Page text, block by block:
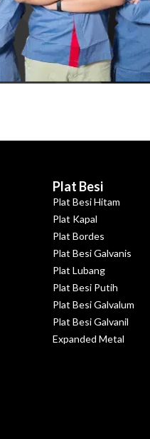
Plat Besi
Plat Besi Hitam
Plat Kapal
Plat Bordes
Plat Besi Galvanis
Plat Lubang
Plat Besi Putih
Plat Besi Galvalum
Plat Besi Galvanil
Expanded Metal